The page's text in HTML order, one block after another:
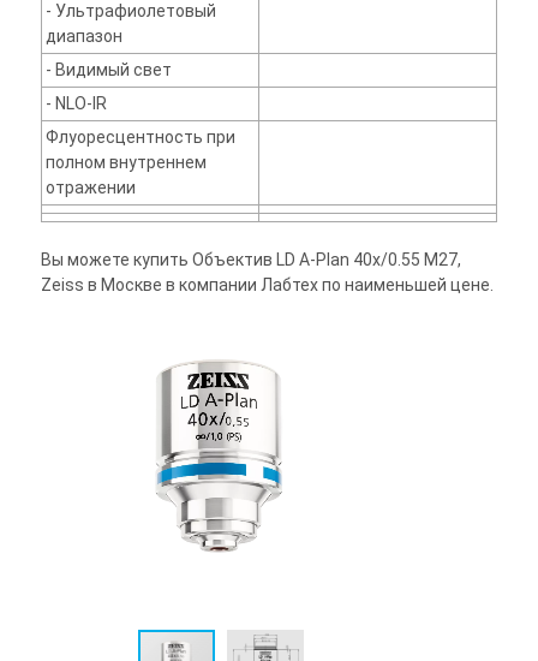
- Ультрафиолетовый
диапазон
- Видимый свет
- NLO-IR
Флуоресцентность при
полном внутреннем
отражении
Вы можете купить Объектив LD A-Plan 40x/0.55 M27,
Zeiss в Москве в компании Лабтех по наименьшей цене.